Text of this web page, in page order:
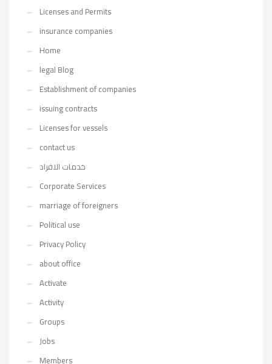
Licenses and Permits
insurance companies
Home
legal Blog
Establishment of companies
issuing contracts
Licenses for vessels
contact us
خدمات الافراد
Corporate Services
marriage of foreigners
Political use
Privacy Policy
about office
Activate
Activity
Groups
Jobs
Members